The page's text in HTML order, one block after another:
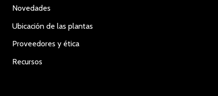
Novedades
Ubicación de las plantas
Proveedores y ética
Recursos